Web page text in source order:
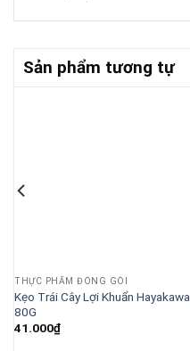
Sản phẩm tương tự
THỰC PHẨM ĐÓNG GÓI
Kẹo Trái Cây Lợi Khuẩn Hayakawa
80G
41.000₫